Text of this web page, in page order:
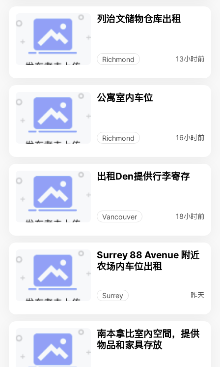
列治文储物仓库出租
Richmond 13小时前
公寓室内车位
Richmond 16小时前
出租Den提供行李寄存
Vancouver 18小时前
Surrey 88 Avenue 附近
农场内车位出租
Surrey 昨天
南本拿比室內空間，提供
物品和家具存放